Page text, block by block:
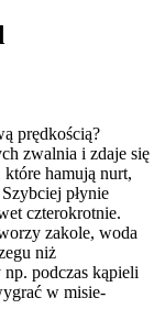
prędkością?
zwalnia i zdaje się
hamują nurt,
płynie
czterokrotnie.
zakole, woda
niż
podczas kąpieli
w misie-